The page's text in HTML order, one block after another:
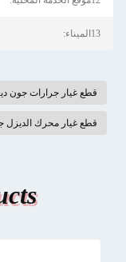
13الميناء:
قطع غيار جرارات جون
قطع غيار محرك الديزل